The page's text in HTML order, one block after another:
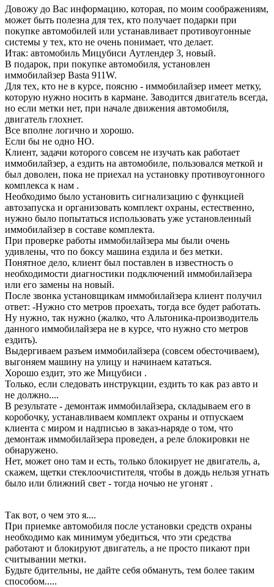
Довожу до Вас информацию, которая, по моим соображениям,
может быть полезна для тех, кто получает подарки при
покупке автомобилей или устанавливает противоугонные
системы у тех, кто не очень понимает, что делает.
Итак: автомобиль Мицубиси Аутлендер 3, новый.
В подарок, при покупке автомобиля, установлен
иммобилайзер Basta 911W.
Для тех, кто не в курсе, поясню - иммобилайзер имеет метку,
которую нужно носить в кармане. Заводится двигатель всегда,
но если метки нет, при начале движения автомобиля,
двигатель глохнет.
Все вполне логично и хорошо.
Если бы не одно НО.
Клиент, задачи которого совсем не изучать как работает
иммобилайзер, а ездить на автомобиле, пользовался меткой и
был доволен, пока не приехал на установку противоугонного
комплекса к нам .
Необходимо было установить сигнализацию с функцией
автозапуска и организовать комплект охраны, естественно,
нужно было попытаться использовать уже установленный
иммобилайзер в составе комплекта.
При проверке работы иммобилайзера мы были очень
удивлены, что по боксу машина ездила и без метки.
Понятное дело, клиент был поставлен в известность о
необходимости диагностики подключений иммобилайзера
или его замены на новый.
После звонка установщикам иммобилайзера клиент получил
ответ: -Нужно сто метров проехать, тогда все будет работать.
Ну нужно, так нужно (жалко, что Альтоника-производитель
данного иммобилайзера не в курсе, что нужно сто метров
ездить).
Выдергиваем разъем иммобилайзера (совсем обесточиваем),
выгоняем машину на улицу и начинаем кататься.
Хорошо ездит, это же Мицубиси .
Только, если следовать инструкции, ездить то как раз авто и
не должно....
В результате - демонтаж иммобилайзера, складываем его в
коробочку, устанавливаем комплект охраны и отпускаем
клиента с миром и надписью в заказ-наряде о том, что
демонтаж иммобилайзера проведен, а реле блокировки не
обнаружено.
Нет, может оно там и есть, только блокирует не двигатель, а,
скажем, щетки стеклоочистителя, чтобы в дождь нельзя угнать
было или ближний свет - тогда ночью не угонят .
Так вот, о чем это я....
При приемке автомобиля после установки средств охраны
необходимо как минимум убедиться, что эти средства
работают и блокируют двигатель, а не просто пикают при
считывании метки.
Будьте бдительны, не дайте себя обмануть, тем более таким
способом.....